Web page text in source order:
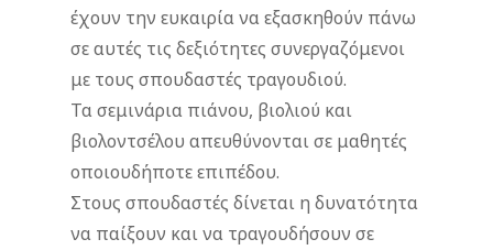
έχουν την ευκαιρία να εξασκηθούν πάνω
σε αυτές τις δεξιότητες συνεργαζόμενοι
με τους σπουδαστές τραγουδιού.
Τα σεμινάρια πιάνου, βιολιού και
βιολοντσέλου απευθύνονται σε μαθητές
οποιουδήποτε επιπέδου.
Στους σπουδαστές δίνεται η δυνατότητα
να παίξουν και να τραγουδήσουν σε